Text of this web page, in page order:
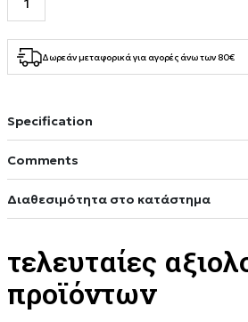
Δωρεάν μεταφορικά για αγορές άνω των 80€
Specification
Comments
Διαθεσιμότητα στο κατάστημα
τελευταίες
προϊόντων